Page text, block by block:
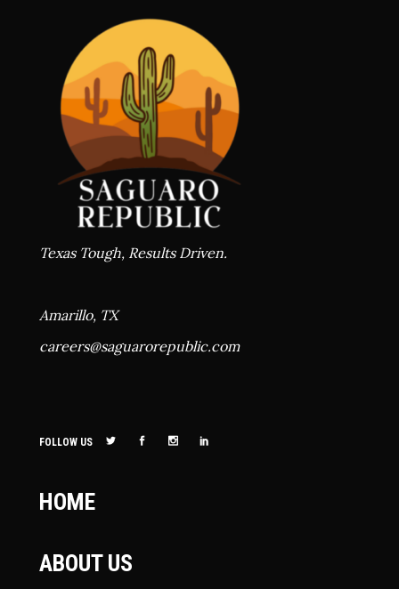
Texas Tough, Results Driven.
Amarillo, TX
careers@saguarorepublic.com
FOLLOW US
HOME
ABOUT US